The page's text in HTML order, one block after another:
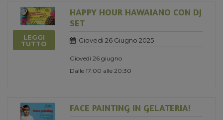
LEGGI
TUTTO
HAPPY HOUR HAWAIANO CON DJ
SET
Giovedi 26 Giugno 2025
Giovedì 26 giugno
Dalle 17:00 alle 20:30
FACE PAINTING IN GELATERIA!